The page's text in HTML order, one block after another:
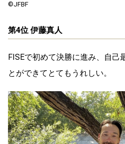
©️JFBF
第4位 伊藤真⼈
FISEで初めて決勝に進み、⾃⼰
とができてとてもうれしい。